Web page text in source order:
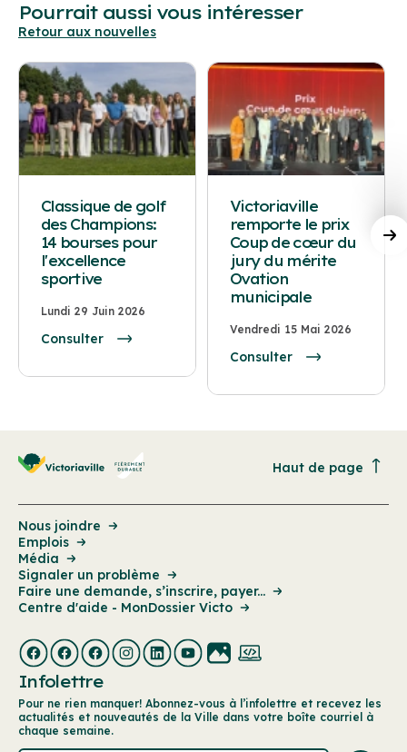
Pourrait aussi vous intéresser
Retour aux nouvelles
Classique de golf
des Champions:
14 bourses pour
l'excellence
sportive
Lundi 29 Juin 2026
Consulter
Victoriaville
remporte le prix
Coup de cœur du
jury du mérite
Ovation
municipale
Vendredi 15 Mai 2026
Consulter
Haut de page
Nous joindre
Emplois
Média
Signaler un problème
Faire une demande, s’inscrire, payer...
Centre d'aide - MonDossier Victo
Infolettre
Pour ne rien manquer! Abonnez-vous à l’infolettre et recevez les
actualités et nouveautés de la Ville dans votre boîte courriel à
chaque semaine.